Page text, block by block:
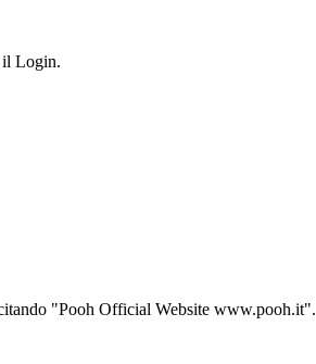
il Login.
"Pooh Official Website www.pooh.it".